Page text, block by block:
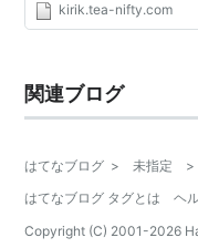
kirik.tea-nifty.com
関連ブログ
はてなブログ > 未指定 >
はてなブログ タグとは
ヘ
Copyright (C) 2001-2026